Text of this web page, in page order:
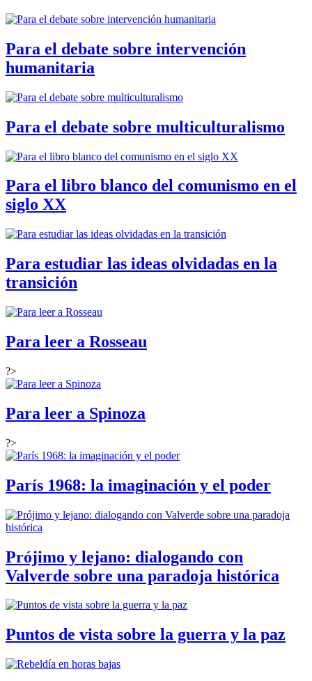
Para el debate sobre intervención
humanitaria
Para el debate sobre multiculturalismo
Para el libro blanco del comunismo en el
siglo XX
Para estudiar las ideas olvidadas en la
transición
Para leer a Rosseau
?>
Para leer a Spinoza
?>
París 1968: la imaginación y el poder
Prójimo y lejano: dialogando con
Valverde sobre una paradoja histórica
Puntos de vista sobre la guerra y la paz